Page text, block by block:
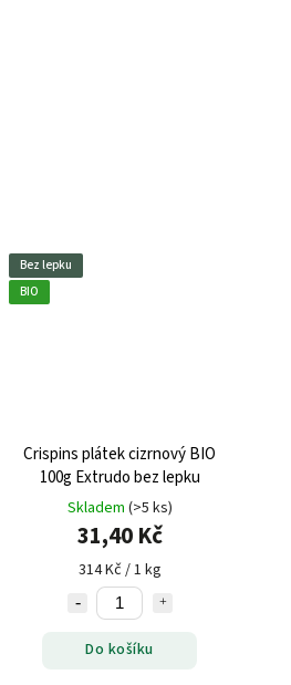
Bez lepku
BIO
Crispins plátek cizrnový BIO
100g Extrudo bez lepku
Skladem (>5 ks)
31,40 Kč
314 Kč / 1 kg
Do košíku